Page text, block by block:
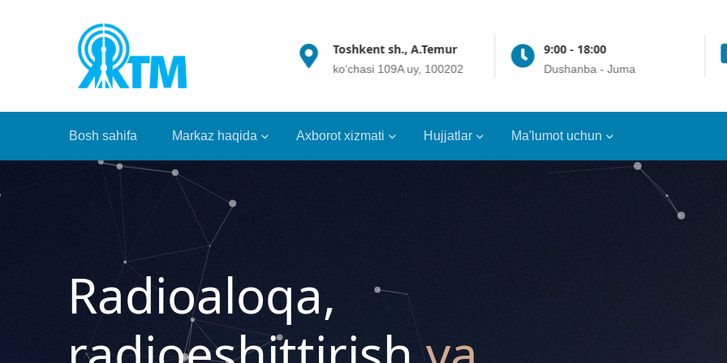
(+998 71) 202 35 49
info@crrt.uz
Toshkent sh., A.Temur
ko‘chasi 109A uy, 100202
9:00 - 18:00
Dushanba - Juma
Online 24/7
t.me/
Bosh sahifa Markaz haqida Axborot xizmati Hujjatlar Ma'lumot uchun
Radioaloqa,